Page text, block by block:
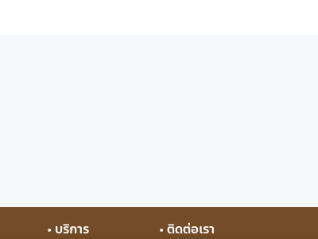
• บริการ • ติดต่อเรา